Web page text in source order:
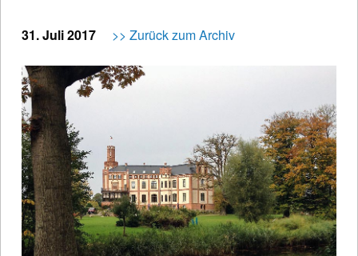
31. Juli 2017 >> Zurück zum Archiv